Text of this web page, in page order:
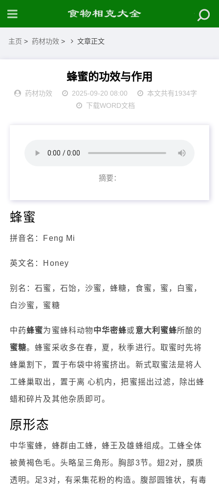
主页 > 药材功效 > 文章正文
蜂蜜的功效与作用
药材功效 2025-09-20 08:00
本文共有1934字
下载WORD文档
摘要：
蜂蜜
拼音名：Feng Mi
英文名：Honey
别名：石蜜，石饴，沙蜜，蜂糖，食蜜，蜜，白蜜，
白沙蜜，蜜糖
中药蜂蜜为蜜蜂科动物中华密蜂或意大利蜜蜂所酿的
蜜糖。蜂蜜采收多在春，夏，秋季进行。取蜜时先将
蜂巢割下，置于布袋中将蜜挤出。新式取蜜法是将人
工蜂巢取出，置于离 心机内，把蜜摇出过滤，除出蜂
蜡和碎片及其他杂质即可。
原形态
中华蜜蜂，蜂群由工蜂，蜂王及雄蜂组成。工蜂全体
被黄褐色毛。头略呈三角形。胸部3节。翅2对，膜质
透明。足3对，有采集花粉的构造。腹部圆锥状，有毒